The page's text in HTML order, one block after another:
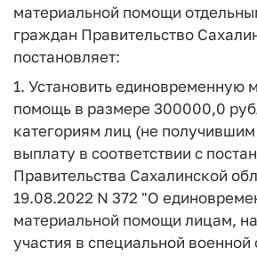
материальной помощи
граждан Правительство
постановляет:
1. Установить единовременную
помощь в размере 300000,0
категориям лиц (не
выплату в соответствии с
Правительства Сахалинской
19.08.2022 N 372 "О
материальной помощи лицам,
участия в специальной военной